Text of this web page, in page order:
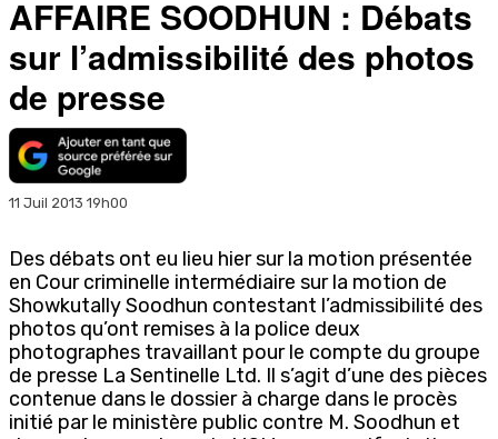
AFFAIRE SOODHUN : Débats
sur l’admissibilité des photos
de presse
11 Juil 2013 19h00
Des débats ont eu lieu hier sur la motion présentée
en Cour criminelle intermédiaire sur la motion de
Showkutally Soodhun contestant l’admissibilité des
photos qu’ont remises à la police deux
photographes travaillant pour le compte du groupe
de presse La Sentinelle Ltd. Il s’agit d’une des pièces
contenue dans le dossier à charge dans le procès
initié par le ministère public contre M. Soodhun et